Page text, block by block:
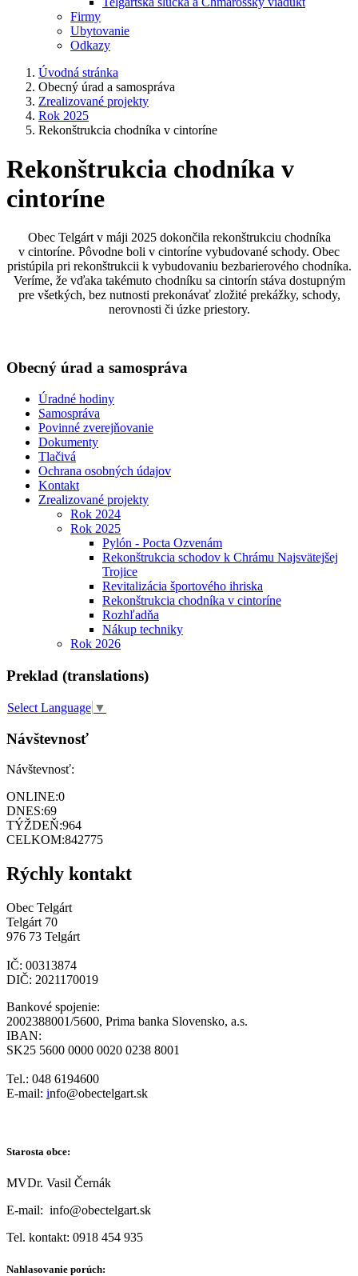
Firmy
Ubytovanie
Odkazy
Úvodná stránka
Obecný úrad a samospráva
Zrealizované projekty
Rok 2025
Rekonštrukcia chodníka v cintoríne
Rekonštrukcia chodníka v
cintoríne
Obec Telgárt v máji 2025 dokončila rekonštrukciu chodníka
v cintoríne. Pôvodne boli v cintoríne vybudované schody. Obec
pristúpila pri rekonštrukcii k vybudovaniu bezbarierového chodníka.
Veríme, že vďaka takémuto chodníku sa cintorín stáva dostupným
pre všetkých, bez nutnosti prekonávať zložité prekážky, schody,
nerovnosti či úzke priestory.
Obecný úrad a samospráva
Úradné hodiny
Samospráva
Povinné zverejňovanie
Dokumenty
Tlačivá
Ochrana osobných údajov
Kontakt
Zrealizované projekty
Rok 2024
Rok 2025
Pylón - Pocta Ozvenám
Rekonštrukcia schodov k Chrámu Najsvätejšej
Trojice
Revitalizácia športového ihriska
Rekonštrukcia chodníka v cintoríne
Rozhľadňa
Nákup techniky
Rok 2026
Preklad (translations)
Select Language ▼
Návštevnosť
Návštevnosť:
ONLINE:0
DNES:69
TÝŽDEŇ:964
CELKOM:842775
Rýchly kontakt
Obec Telgárt
Telgárt 70
976 73 Telgárt
IČ: 00313874
DIČ: 2021170019
Bankové spojenie:
2002388001/5600, Prima banka Slovensko, a.s.
IBAN:
SK25 5600 0000 0020 0238 8001
Tel.: 048 6194600
E-mail: info@obectelgart.sk
Starosta obce:
MVDr. Vasil Černák
E-mail: info@obectelgart.sk
Tel. kontakt: 0918 454 935
Nahlasovanie porúch: